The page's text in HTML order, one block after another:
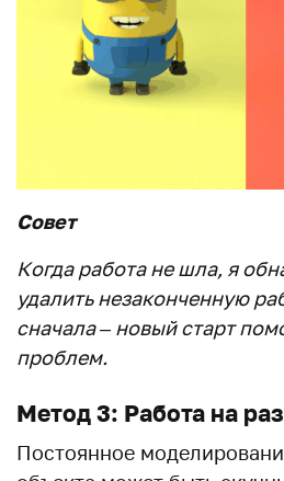
Совет
Когда работа не шла, я
удалить незаконченную
сначала – новый старт
проблем.
Метод 3: Работа на
Постоянное